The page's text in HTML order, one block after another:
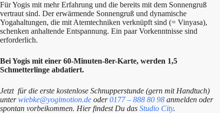
Für Yogis mit mehr Erfahrung und die bereits mit dem Sonnengruß
vertraut sind. Der erwärmende Sonnengruß und dynamische
Yogahaltungen, die mit Atemtechniken verknüpft sind (= Vinyasa),
schenken anhaltende Entspannung. Ein paar Vorkenntnisse sind
erforderlich.
Bei Yogis mit einer 60-Minuten-8er-Karte, werden 1,5
Schmetterlinge abdatiert.
Jetzt für die erste kostenlose Schnupperstunde (gern mit Handtuch)
unterwiebke@yogimotion.de oder0177 – 888 80 98 anmelden oder
spontan vorbeikommen. Hier findest Du das Studio City.